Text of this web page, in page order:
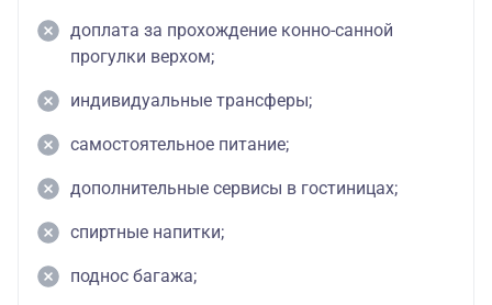
доплата за прохождение конно-санной
прогулки верхом;
индивидуальные трансферы;
самостоятельное питание;
дополнительные сервисы в гостиницах;
спиртные напитки;
поднос багажа;